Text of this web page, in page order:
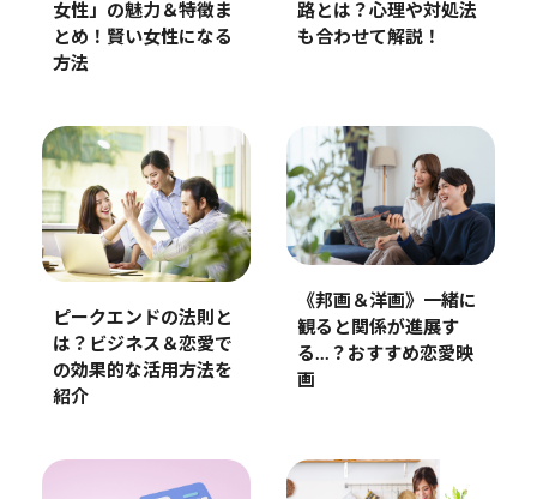
女性」の魅力＆特徴ま
とめ！賢い女性になる
方法
路とは？心理や対処法
も合わせて解説！
ピークエンドの法則と
は？ビジネス＆恋愛で
の効果的な活用方法を
紹介
《邦画＆洋画》一緒に
観ると関係が進展す
る…？おすすめ恋愛映
画